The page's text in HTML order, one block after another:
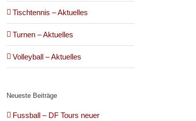
Tischtennis – Aktuelles
Turnen – Aktuelles
Volleyball – Aktuelles
Neueste Beiträge
Fussball – DF Tours neuer